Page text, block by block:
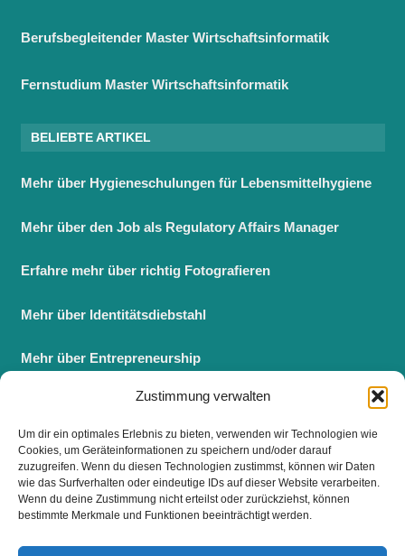
Zustimmung verwalten
Um dir ein optimales Erlebnis zu bieten, verwenden wir Technologien wie
Cookies, um Geräteinformationen zu speichern und/oder darauf
zuzugreifen. Wenn du diesen Technologien zustimmst, können wir Daten
wie das Surfverhalten oder eindeutige IDs auf dieser Website verarbeiten.
Wenn du deine Zustimmung nicht erteilst oder zurückziehst, können
bestimmte Merkmale und Funktionen beeinträchtigt werden.
Berufsbegleitender Master Wirtschaftsinformatik
Fernstudium Master Wirtschaftsinformatik
BELIEBTE ARTIKEL
Mehr über Hygieneschulungen für Lebensmittelhygiene
Mehr über den Job als Regulatory Affairs Manager
Erfahre mehr über richtig Fotografieren
Mehr über Identitätsdiebstahl
Mehr über Entrepreneurship
Berufsbegleitender Master BWL
Fernstudium Master BWL
FOLGE UNS